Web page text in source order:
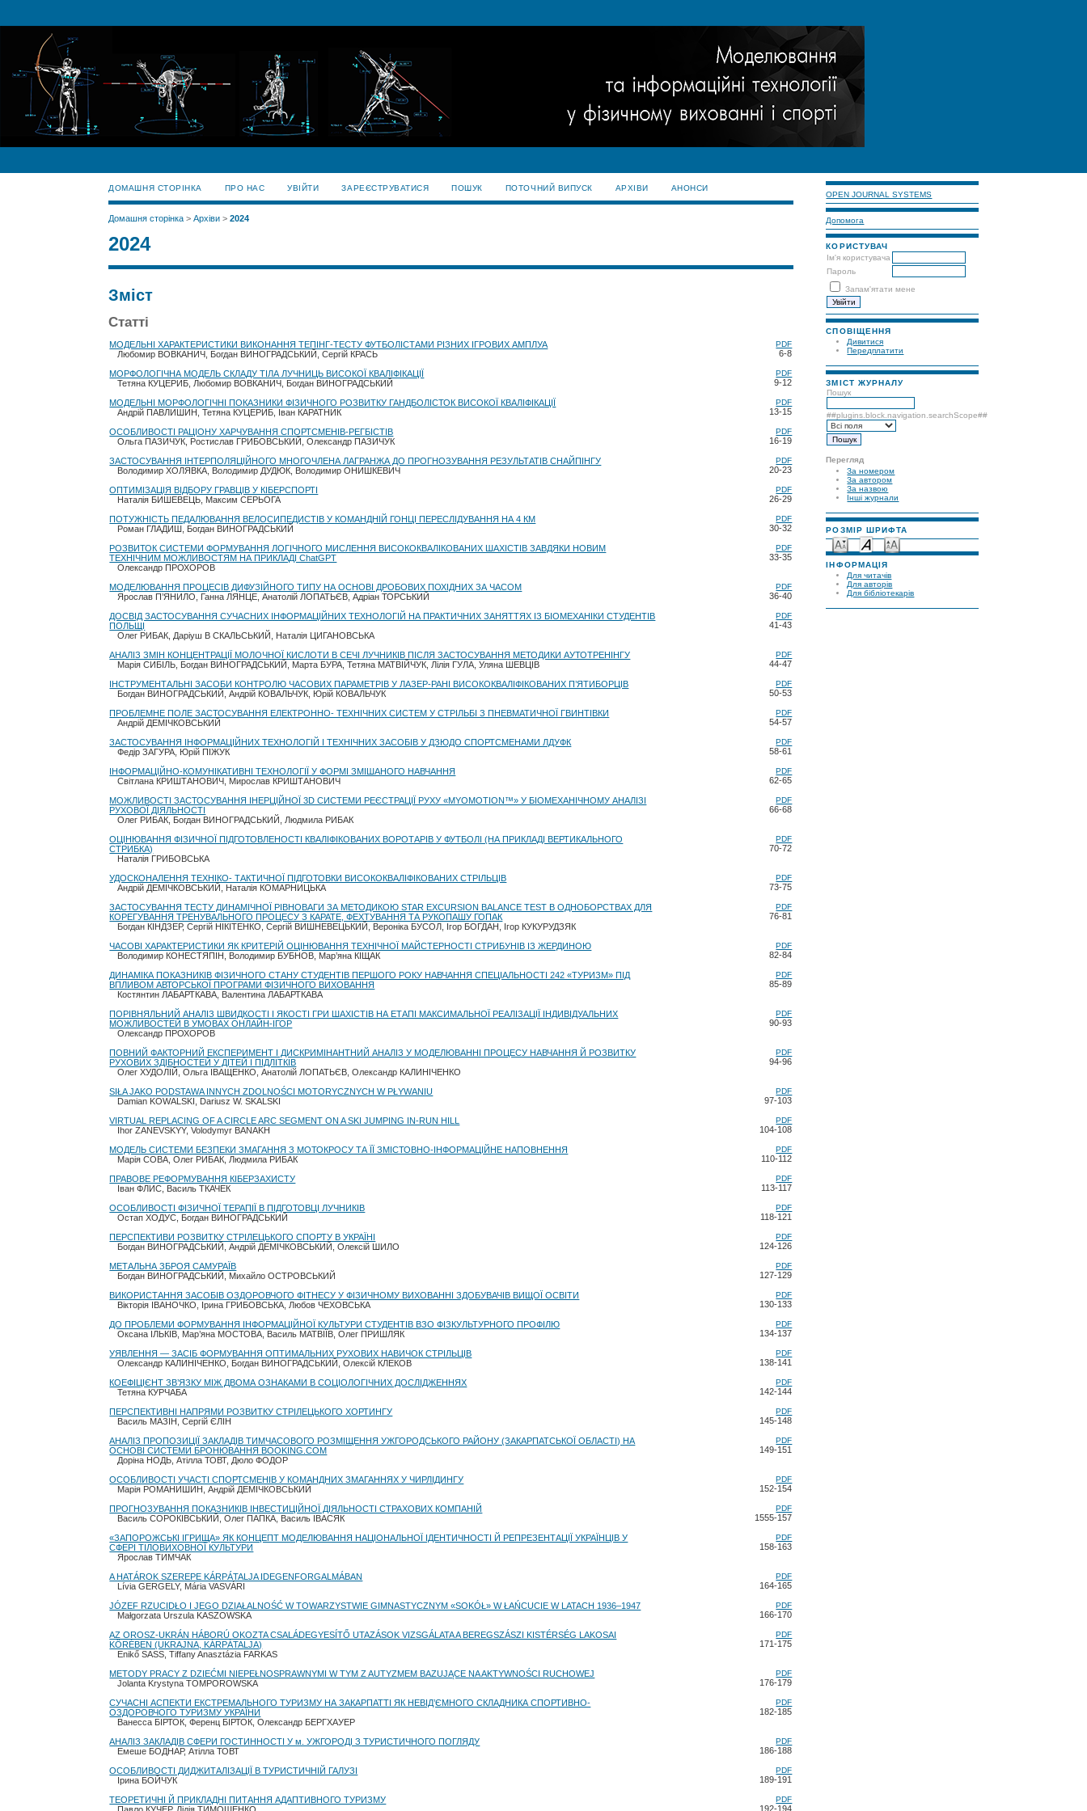
OPEN JOURNAL SYSTEMS
Допомога
КОРИСТУВАЧ
Ім'я користувача
Пароль
Запам'ятати мене
СПОВІЩЕННЯ
Дивитися
Передплатити
ЗМІСТ ЖУРНАЛУ
Пошук
##plugins.block.navigation.searchScope##
Перегляд
За номером
За автором
За назвою
Інші журнали
РОЗМІР ШРИФТА
ІНФОРМАЦІЯ
Для читачів
Для авторів
Для бібліотекарів
ДОМАШНЯ СТОРІНКА ПРО НАС УВІЙТИ ЗАРЕЄСТРУВАТИСЯ ПОШУК ПОТОЧНИЙ ВИПУСК АРХІВИ АНОНСИ
Домашня сторінка >Архіви >2024
2024
Зміст
Статті
МОДЕЛЬНІ ХАРАКТЕРИСТИКИ ВИКОНАННЯ ТЕПІНГ-ТЕСТУ ФУТБОЛІСТАМИ РІЗНИХ ІГРОВИХ АМПЛУА
Любомир ВОВКАНИЧ, Богдан ВИНОГРАДСЬКИЙ, Сергій КРАСЬ
PDF
6-8
МОРФОЛОГІЧНА МОДЕЛЬ СКЛАДУ ТІЛА ЛУЧНИЦЬ ВИСОКОЇ КВАЛІФІКАЦІЇ
Тетяна КУЦЕРИБ, Любомир ВОВКАНИЧ, Богдан ВИНОГРАДСЬКИЙ
PDF
9-12
МОДЕЛЬНІ МОРФОЛОГІЧНІ ПОКАЗНИКИ ФІЗИЧНОГО РОЗВИТКУ ГАНДБОЛІСТОК ВИСОКОЇ КВАЛІФІКАЦІЇ
Андрій ПАВЛИШИН, Тетяна КУЦЕРИБ, Іван КАРАТНИК
PDF
13-15
ОСОБЛИВОСТІ РАЦІОНУ ХАРЧУВАННЯ СПОРТСМЕНІВ-РЕГБІСТІВ
Ольга ПАЗИЧУК, Ростислав ГРИБОВСЬКИЙ, Олександр ПАЗИЧУК
PDF
16-19
ЗАСТОСУВАННЯ ІНТЕРПОЛЯЦІЙНОГО МНОГОЧЛЕНА ЛАГРАНЖА ДО ПРОГНОЗУВАННЯ РЕЗУЛЬТАТІВ СНАЙПІНГУ
Володимир ХОЛЯВКА, Володимир ДУДЮК, Володимир ОНИШКЕВИЧ
PDF
20-23
ОПТИМІЗАЦІЯ ВІДБОРУ ГРАВЦІВ У КІБЕРСПОРТІ
Наталія БИШЕВЕЦЬ, Максим СЕРЬОГА
PDF
26-29
ПОТУЖНІСТЬ ПЕДАЛЮВАННЯ ВЕЛОСИПЕДИСТІВ У КОМАНДНІЙ ГОНЦІ ПЕРЕСЛІДУВАННЯ НА 4 КМ
Роман ГЛАДИШ, Богдан ВИНОГРАДСЬКИЙ
PDF
30-32
РОЗВИТОК СИСТЕМИ ФОРМУВАННЯ ЛОГІЧНОГО МИСЛЕННЯ ВИСОКОКВАЛІКОВАНИХ ШАХІСТІВ ЗАВДЯКИ НОВИМ
ТЕХНІЧНИМ МОЖЛИВОСТЯМ НА ПРИКЛАДІ ChatGPT
Олександр ПРОХОРОВ
PDF
33-35
МОДЕЛЮВАННЯ ПРОЦЕСІВ ДИФУЗІЙНОГО ТИПУ НА ОСНОВІ ДРОБОВИХ ПОХІДНИХ ЗА ЧАСОМ
Ярослав П’ЯНИЛО, Ганна ЛЯНЦЕ, Анатолій ЛОПАТЬЄВ, Адріан ТОРСЬКИЙ
PDF
36-40
ДОСВІД ЗАСТОСУВАННЯ СУЧАСНИХ ІНФОРМАЦІЙНИХ ТЕХНОЛОГІЙ НА ПРАКТИЧНИХ ЗАНЯТТЯХ ІЗ БІОМЕХАНІКИ СТУДЕНТІВ
ПОЛЬЩІ
Олег РИБАК, Даріуш В СКАЛЬСЬКИЙ, Наталія ЦИГАНОВСЬКА
PDF
41-43
АНАЛІЗ ЗМІН КОНЦЕНТРАЦІЇ МОЛОЧНОЇ КИСЛОТИ В СЕЧІ ЛУЧНИКІВ ПІСЛЯ ЗАСТОСУВАННЯ МЕТОДИКИ АУТОТРЕНІНГУ
Марія СИБІЛЬ, Богдан ВИНОГРАДСЬКИЙ, Марта БУРА, Тетяна МАТВІЙЧУК, Лілія ГУЛА, Уляна ШЕВЦІВ
PDF
44-47
ІНСТРУМЕНТАЛЬНІ ЗАСОБИ КОНТРОЛЮ ЧАСОВИХ ПАРАМЕТРІВ У ЛАЗЕР-РАНІ ВИСОКОКВАЛІФІКОВАНИХ П’ЯТИБОРЦІВ
Богдан ВИНОГРАДСЬКИЙ, Андрій КОВАЛЬЧУК, Юрій КОВАЛЬЧУК
PDF
50-53
ПРОБЛЕМНЕ ПОЛЕ ЗАСТОСУВАННЯ ЕЛЕКТРОННО- ТЕХНІЧНИХ СИСТЕМ У СТРІЛЬБІ З ПНЕВМАТИЧНОЇ ГВИНТІВКИ
Андрій ДЕМІЧКОВСЬКИЙ
PDF
54-57
ЗАСТОСУВАННЯ ІНФОРМАЦІЙНИХ ТЕХНОЛОГІЙ І ТЕХНІЧНИХ ЗАСОБІВ У ДЗЮДО СПОРТСМЕНАМИ ЛДУФК
Федір ЗАГУРА, Юрій ПІЖУК
PDF
58-61
ІНФОРМАЦІЙНО-КОМУНІКАТИВНІ ТЕХНОЛОГІЇ У ФОРМІ ЗМІШАНОГО НАВЧАННЯ
Світлана КРИШТАНОВИЧ, Мирослав КРИШТАНОВИЧ
PDF
62-65
МОЖЛИВОСТІ ЗАСТОСУВАННЯ ІНЕРЦІЙНОЇ 3D СИСТЕМИ РЕЄСТРАЦІЇ РУХУ «MYOMOTION™» У БІОМЕХАНІЧНОМУ АНАЛІЗІ
РУХОВОЇ ДІЯЛЬНОСТІ
Олег РИБАК, Богдан ВИНОГРАДСЬКИЙ, Людмила РИБАК
PDF
66-68
ОЦІНЮВАННЯ ФІЗИЧНОЇ ПІДГОТОВЛЕНОСТІ КВАЛІФІКОВАНИХ ВОРОТАРІВ У ФУТБОЛІ (НА ПРИКЛАДІ ВЕРТИКАЛЬНОГО
СТРИБКА)
Наталія ГРИБОВСЬКА
PDF
70-72
УДОСКОНАЛЕННЯ ТЕХНІКО- ТАКТИЧНОЇ ПІДГОТОВКИ ВИСОКОКВАЛІФІКОВАНИХ СТРІЛЬЦІВ
Андрій ДЕМІЧКОВСЬКИЙ, Наталія КОМАРНИЦЬКА
PDF
73-75
ЗАСТОСУВАННЯ ТЕСТУ ДИНАМІЧНОЇ РІВНОВАГИ ЗА МЕТОДИКОЮ STAR EXCURSION BALANCE TEST В ОДНОБОРСТВАХ ДЛЯ
КОРЕГУВАННЯ ТРЕНУВАЛЬНОГО ПРОЦЕСУ З КАРАТЕ, ФЕХТУВАННЯ ТА РУКОПАШУ ГОПАК
Богдан КІНДЗЕР, Сергій НІКІТЕНКО, Сергій ВИШНЕВЕЦЬКИЙ, Вероніка БУСОЛ, Ігор БОГДАН, Ігор КУКУРУДЗЯК
PDF
76-81
ЧАСОВІ ХАРАКТЕРИСТИКИ ЯК КРИТЕРІЙ ОЦІНЮВАННЯ ТЕХНІЧНОЇ МАЙСТЕРНОСТІ СТРИБУНІВ ІЗ ЖЕРДИНОЮ
Володимир КОНЕСТЯПІН, Володимир БУБНОВ, Мар’яна КІЩАК
PDF
82-84
ДИНАМІКА ПОКАЗНИКІВ ФІЗИЧНОГО СТАНУ СТУДЕНТІВ ПЕРШОГО РОКУ НАВЧАННЯ СПЕЦІАЛЬНОСТІ 242 «ТУРИЗМ» ПІД
ВПЛИВОМ АВТОРСЬКОЇ ПРОГРАМИ ФІЗИЧНОГО ВИХОВАННЯ
Костянтин ЛАБАРТКАВА, Валентина ЛАБАРТКАВА
PDF
85-89
ПОРІВНЯЛЬНИЙ АНАЛІЗ ШВИДКОСТІ І ЯКОСТІ ГРИ ШАХІСТІВ НА ЕТАПІ МАКСИМАЛЬНОЇ РЕАЛІЗАЦІЇ ІНДИВІДУАЛЬНИХ
МОЖЛИВОСТЕЙ В УМОВАХ ОНЛАЙН-ІГОР
Олександр ПРОХОРОВ
PDF
90-93
ПОВНИЙ ФАКТОРНИЙ ЕКСПЕРИМЕНТ І ДИСКРИМІНАНТНИЙ АНАЛІЗ У МОДЕЛЮВАННІ ПРОЦЕСУ НАВЧАННЯ Й РОЗВИТКУ
РУХОВИХ ЗДІБНОСТЕЙ У ДІТЕЙ І ПІДЛІТКІВ
Олег ХУДОЛІЙ, Ольга ІВАЩЕНКО, Анатолій ЛОПАТЬЄВ, Олександр КАЛИНІЧЕНКО
PDF
94-96
SIŁA JAKO PODSTAWA INNYCH ZDOLNOŚCI MOTORYCZNYCH W PŁYWANIU
Damian KOWALSKI, Dariusz W. SKALSKI
PDF
97-103
VIRTUAL REPLACING OF A CIRCLE ARC SEGMENT ON A SKI JUMPING IN-RUN HILL
Ihor ZANEVSKYY, Volodymyr BANAKH
PDF
104-108
МОДЕЛЬ СИСТЕМИ БЕЗПЕКИ ЗМАГАННЯ З МОТОКРОСУ ТА ЇЇ ЗМІСТОВНО-ІНФОРМАЦІЙНЕ НАПОВНЕННЯ
Марія СОВА, Олег РИБАК, Людмила РИБАК
PDF
110-112
ПРАВОВЕ РЕФОРМУВАННЯ КІБЕРЗАХИСТУ
Іван ФЛИС, Василь ТКАЧЕК
PDF
113-117
ОСОБЛИВОСТІ ФІЗИЧНОЇ ТЕРАПІЇ В ПІДГОТОВЦІ ЛУЧНИКІВ
Остап ХОДУС, Богдан ВИНОГРАДСЬКИЙ
PDF
118-121
ПЕРСПЕКТИВИ РОЗВИТКУ СТРІЛЕЦЬКОГО СПОРТУ В УКРАЇНІ
Богдан ВИНОГРАДСЬКИЙ, Андрій ДЕМІЧКОВСЬКИЙ, Олексій ШИЛО
PDF
124-126
МЕТАЛЬНА ЗБРОЯ САМУРАЇВ
Богдан ВИНОГРАДСЬКИЙ, Михайло ОСТРОВСЬКИЙ
PDF
127-129
ВИКОРИСТАННЯ ЗАСОБІВ ОЗДОРОВЧОГО ФІТНЕСУ У ФІЗИЧНОМУ ВИХОВАННІ ЗДОБУВАЧІВ ВИЩОЇ ОСВІТИ
Вікторія ІВАНОЧКО, Ірина ГРИБОВСЬКА, Любов ЧЕХОВСЬКА
PDF
130-133
ДО ПРОБЛЕМИ ФОРМУВАННЯ ІНФОРМАЦІЙНОЇ КУЛЬТУРИ СТУДЕНТІВ ВЗО ФІЗКУЛЬТУРНОГО ПРОФІЛЮ
Оксана ІЛЬКІВ, Мар’яна МОСТОВА, Василь МАТВІЇВ, Олег ПРИШЛЯК
PDF
134-137
УЯВЛЕННЯ — ЗАСІБ ФОРМУВАННЯ ОПТИМАЛЬНИХ РУХОВИХ НАВИЧОК СТРІЛЬЦІВ
Олександр КАЛИНІЧЕНКО, Богдан ВИНОГРАДСЬКИЙ, Олексій КЛЕКОВ
PDF
138-141
КОЕФІЦІЄНТ ЗВ’ЯЗКУ МІЖ ДВОМА ОЗНАКАМИ В СОЦІОЛОГІЧНИХ ДОСЛІДЖЕННЯХ
Тетяна КУРЧАБА
PDF
142-144
ПЕРСПЕКТИВНІ НАПРЯМИ РОЗВИТКУ СТРІЛЕЦЬКОГО ХОРТИНГУ
Василь МАЗІН, Сергій ЄЛІН
PDF
145-148
АНАЛІЗ ПРОПОЗИЦІЇ ЗАКЛАДІВ ТИМЧАСОВОГО РОЗМІЩЕННЯ УЖГОРОДСЬКОГО РАЙОНУ (ЗАКАРПАТСЬКОЇ ОБЛАСТІ) НА
ОСНОВІ СИСТЕМИ БРОНЮВАННЯ BOOKING.COM
Доріна НОДЬ, Атілла ТОВТ, Дюло ФОДОР
PDF
149-151
ОСОБЛИВОСТІ УЧАСТІ СПОРТСМЕНІВ У КОМАНДНИХ ЗМАГАННЯХ У ЧИРЛІДИНГУ
Марія РОМАНИШИН, Андрій ДЕМІЧКОВСЬКИЙ
PDF
152-154
ПРОГНОЗУВАННЯ ПОКАЗНИКІВ ІНВЕСТИЦІЙНОЇ ДІЯЛЬНОСТІ СТРАХОВИХ КОМПАНІЙ
Василь СОРОКІВСЬКИЙ, Олег ПАПКА, Василь ІВАСЯК
PDF
1555-157
«ЗАПОРОЖСЬКІ ІГРИЩА» ЯК КОНЦЕПТ МОДЕЛЮВАННЯ НАЦІОНАЛЬНОЇ ІДЕНТИЧНОСТІ Й РЕПРЕЗЕНТАЦІЇ УКРАЇНЦІВ У
СФЕРІ ТІЛОВИХОВНОЇ КУЛЬТУРИ
Ярослав ТИМЧАК
PDF
158-163
A HATÁROK SZEREPE KÁRPÁTALJA IDEGENFORGALMÁBAN
Lívia GERGELY, Mária VASVÁRI
PDF
164-165
JÓZEF RZUCIDŁO I JEGO DZIAŁALNOŚĆ W TOWARZYSTWIE GIMNASTYCZNYM «SOKÓŁ» W ŁAŃCUCIE W LATACH 1936–1947
Małgorzata Urszula KASZOWSKA
PDF
166-170
AZ OROSZ-UKRÁN HÁBORÚ OKOZTA CSALÁDEGYESÍTŐ UTAZÁSOK VIZSGÁLATA A BEREGSZÁSZI KISTÉRSÉG LAKOSAI
KÖRÉBEN (UKRAJNA, KÁRPÁTALJA)
Enikő SASS, Tiffany Anasztázia FARKAS
PDF
171-175
METODY PRACY Z DZIEĆMI NIEPEŁNOSPRAWNYMI W TYM Z AUTYZMEM BAZUJĄCE NA AKTYWNOŚCI RUCHOWEJ
Jolanta Krystyna TOMPOROWSKA
PDF
176-179
СУЧАСНІ АСПЕКТИ ЕКСТРЕМАЛЬНОГО ТУРИЗМУ НА ЗАКАРПАТТІ ЯК НЕВІД’ЄМНОГО СКЛАДНИКА СПОРТИВНО-
ОЗДОРОВЧОГО ТУРИЗМУ УКРАЇНИ
Ванесса БІРТОК, Ференц БІРТОК, Олександр БЕРГХАУЕР
PDF
182-185
АНАЛІЗ ЗАКЛАДІВ СФЕРИ ГОСТИННОСТІ У м. УЖГОРОДІ З ТУРИСТИЧНОГО ПОГЛЯДУ
Емеше БОДНАР, Атілла ТОВТ
PDF
186-188
ОСОБЛИВОСТІ ДИДЖИТАЛІЗАЦІЇ В ТУРИСТИЧНІЙ ГАЛУЗІ
Ірина БОЙЧУК
PDF
189-191
ТЕОРЕТИЧНІ Й ПРИКЛАДНІ ПИТАННЯ АДАПТИВНОГО ТУРИЗМУ
PDF
192-194